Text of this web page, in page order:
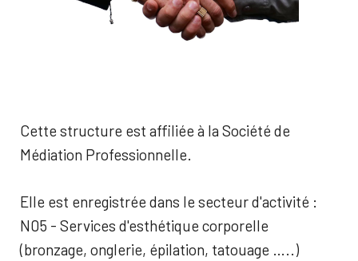
Cette structure est affiliée à la Société de
Médiation Professionnelle.
Elle est enregistrée dans le secteur d'activité :
N05 - Services d'esthétique corporelle
(bronzage, onglerie, épilation, tatouage …..)